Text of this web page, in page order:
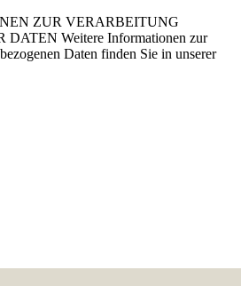
ZUR VERARBEITUNG
Weitere Informationen zur
Daten finden Sie in unserer